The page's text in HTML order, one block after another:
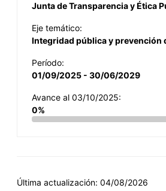
Junta de Transparencia y Ética
Eje temático:
Integridad pública y prevención
Período:
01/09/2025 - 30/06/2029
Avance al 03/10/2025:
0%
Última actualización: 04/08/2026